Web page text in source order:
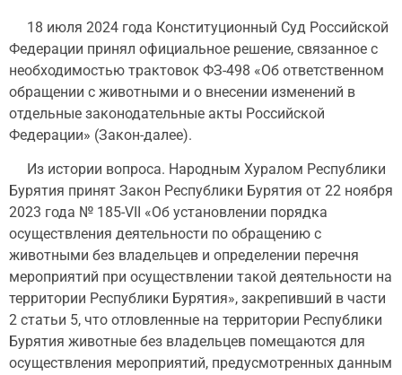
18 июля 2024 года Конституционный Суд Российской
Федерации принял официальное решение, связанное с
необходимостью трактовок ФЗ-498 «Об ответственном
обращении с животными и о внесении изменений в
отдельные законодательные акты Российской
Федерации» (Закон-далее).
Из истории вопроса. Народным Хуралом Республики
Бурятия принят Закон Республики Бурятия от 22 ноября
2023 года № 185-VII «Об установлении порядка
осуществления деятельности по обращению с
животными без владельцев и определении перечня
мероприятий при осуществлении такой деятельности на
территории Республики Бурятия», закрепивший в части
2 статьи 5, что отловленные на территории Республики
Бурятия животные без владельцев помещаются для
осуществления мероприятий, предусмотренных данным